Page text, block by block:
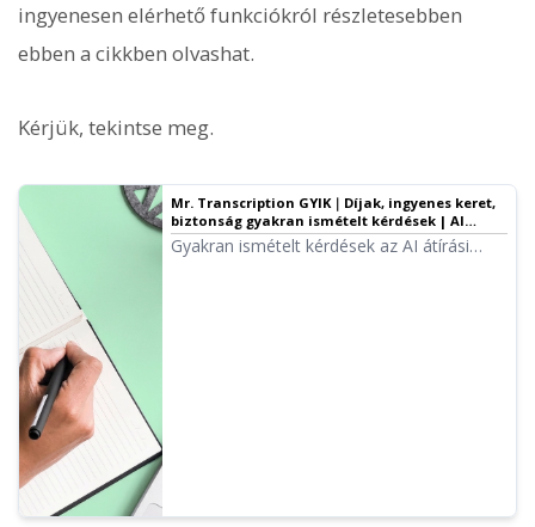
ingyenesen elérhető funkciókról részletesebben
ebben a cikkben olvashat.
Kérjük, tekintse meg.
Mr. Transcription GYIK｜Díjak, ingyenes keret,
biztonság gyakran ismételt kérdések | AI
átírási szolgáltatás - Mr. Transcription
Gyakran ismételt kérdések az AI átírási